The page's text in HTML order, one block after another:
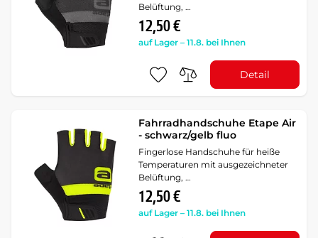
Belüftung, …
12,50 €
auf Lager – 11.8. bei Ihnen
Detail
Fahrradhandschuhe Etape Air
- schwarz/gelb fluo
Fingerlose Handschuhe für heiße
Temperaturen mit ausgezeichneter
Belüftung, …
12,50 €
auf Lager – 11.8. bei Ihnen